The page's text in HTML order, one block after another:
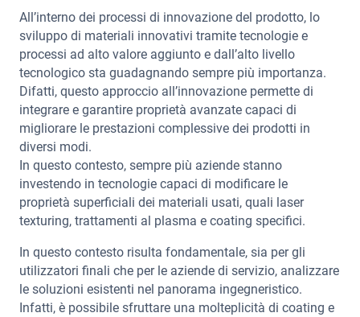
All’interno dei processi di innovazione del prodotto, lo
sviluppo di materiali innovativi tramite tecnologie e
processi ad alto valore aggiunto e dall’alto livello
tecnologico sta guadagnando sempre più importanza.
Difatti, questo approccio all’innovazione permette di
integrare e garantire proprietà avanzate capaci di
migliorare le prestazioni complessive dei prodotti in
diversi modi.
In questo contesto, sempre più aziende stanno
investendo in tecnologie capaci di modificare le
proprietà superficiali dei materiali usati, quali laser
texturing, trattamenti al plasma e coating specifici.
In questo contesto risulta fondamentale, sia per gli
utilizzatori finali che per le aziende di servizio, analizzare
le soluzioni esistenti nel panorama ingegneristico.
Infatti, è possibile sfruttare una molteplicità di coating e